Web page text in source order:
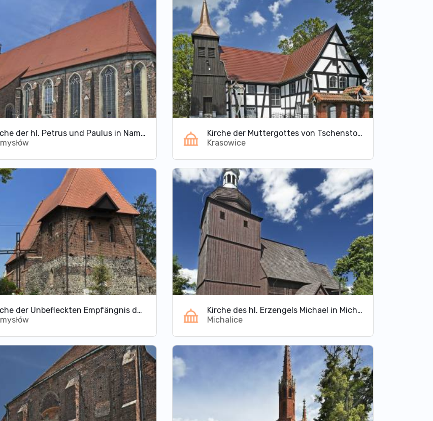
Kirche der hl. Petrus und Paulus in Namysłów
Kirche der Muttergottes von Tschenstochau in Krasowice
Krasowice
Kirche der Unbefleckten Empfängnis der Jungfrau Maria in Namysłów
Kirche des hl. Erzengels Michael in Michalice
Michalice